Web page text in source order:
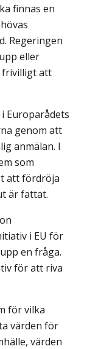
finnas en
Regeringen
eller
frivilligt att
Europarådets
genom att
anmälan. I
som
att fördröja
är fattat.
i EU för
en fråga.
för att riva
för vilka
värden för
värden